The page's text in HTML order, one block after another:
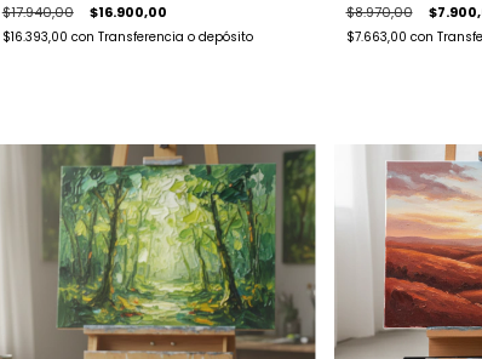
$17.940,00 $16.900,00
$16.393,00 con Transferencia o depósito
$8.970,00
$7.663,00 con